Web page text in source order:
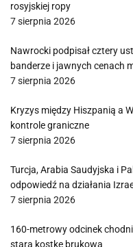
rosyjskiej ropy
7 sierpnia 2026
Nawrocki podpisał cztery
banderze i jawnych cenach
7 sierpnia 2026
Kryzys między Hiszpanią a
kontrole graniczne
7 sierpnia 2026
Turcja, Arabia Saudyjska i
odpowiedź na działania
7 sierpnia 2026
160-metrowy odcinek
starą kostkę brukową